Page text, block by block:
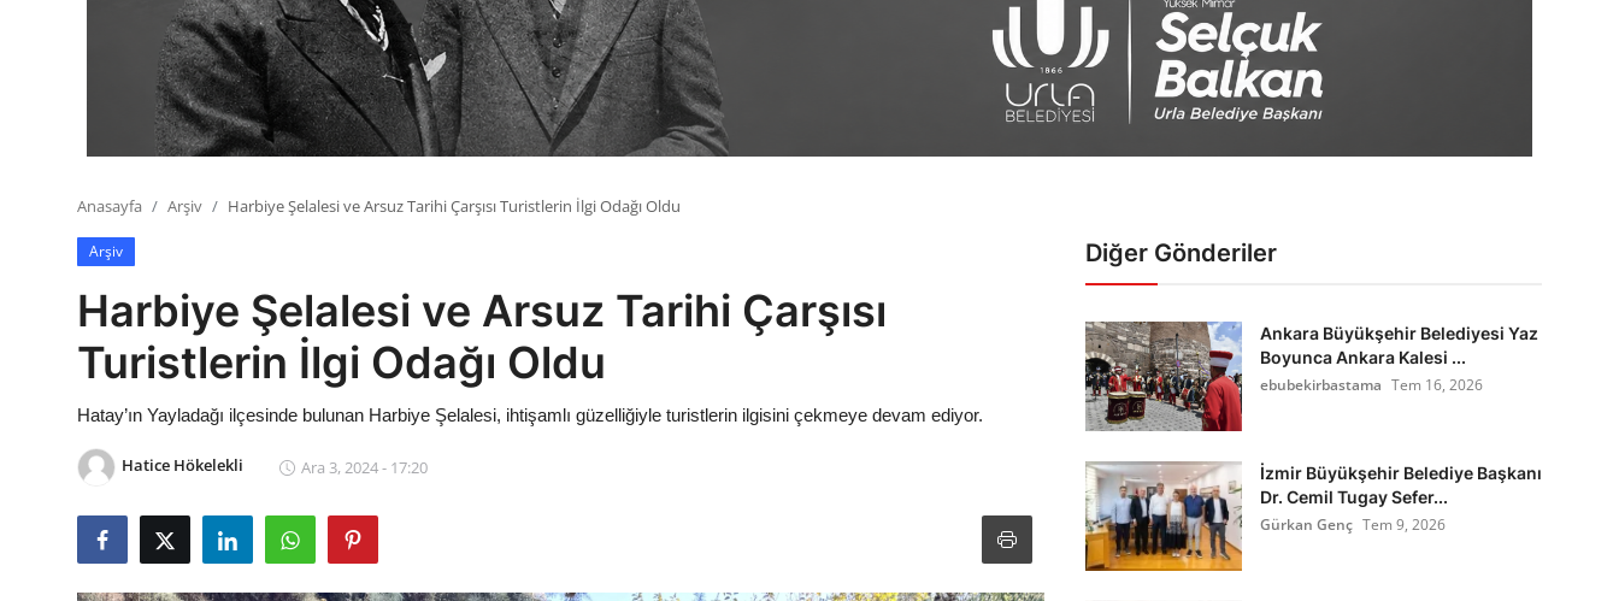
Anasayfa Arşiv Harbiye Şelalesi ve Arsuz Tarihi Çarşısı Turistlerin İlgi Odağı Oldu
Arşiv
Harbiye Şelalesi ve Arsuz Tarihi Çarşısı
Turistlerin İlgi Odağı Oldu
Hatay’ın Yayladağı ilçesinde bulunan Harbiye Şelalesi, ihtişamlı güzelliğiyle turistlerin ilgisini çekmeye devam ediyor.
Hatice Hökelekli Ara 3, 2024 - 17:20
Diğer Gönderiler
Ankara Büyükşehir Belediyesi Yaz
Boyunca Ankara Kalesi ...
ebubekirbastama Tem 16, 2026
İzmir Büyükşehir Belediye Başkanı
Dr. Cemil Tugay Sefer...
Gürkan Genç Tem 9, 2026